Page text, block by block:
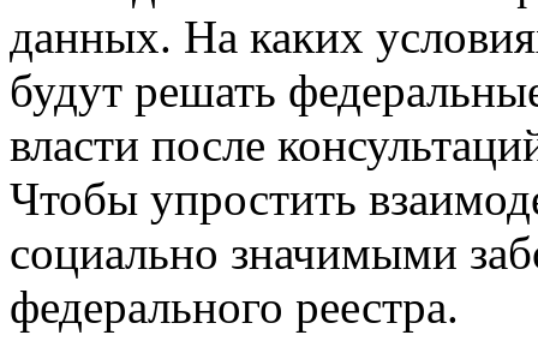
данных. На каких
будут решать
власти после
Чтобы упростить
социально значимыми
федерального реестра.